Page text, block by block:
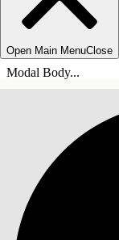
Open Main MenuClose
Modal Body...
INDHOLD